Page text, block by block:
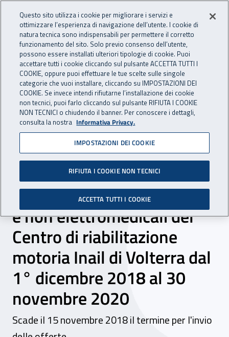
INAIL - Istituto Nazionale
Apri cerca
Navigazione principale
Navigazione - Ti trovi in:
Home Inail comunica Scadenze Scadenza
DC assistenza protesica e
riabilitazione: affidamento
del servizio di
manutenzione di
apparecchi elettromedicali
e non elettromedicali del
Centro di riabilitazione
motoria Inail di Volterra dal
1° dicembre 2018 al 30
novembre 2020
Scade il 15 novembre 2018 il termine per l'invio
Questo sito utilizza i cookie per migliorare i servizi e
ottimizzare l’esperienza di navigazione dell’utente. I cookie di
natura tecnica sono indispensabili per permettere il corretto
funzionamento del sito. Solo previo consenso dell’utente,
possono essere installati ulteriori tipologie di cookie. Puoi
accettare tutti i cookie cliccando sul pulsante ACCETTA TUTTI I
COOKIE, oppure puoi effettuare le tue scelte sulle singole
categorie che vuoi installare, cliccando su IMPOSTAZIONI DEI
COOKIE. Se invece intendi rifiutarne l’installazione dei cookie
non tecnici, puoi farlo cliccando sul pulsante RIFIUTA I COOKIE
NON TECNICI o chiudendo il banner. Per conoscere i dettagli,
consulta la nostra Informativa Privacy.
IMPOSTAZIONI DEI COOKIE
RIFIUTA I COOKIE NON TECNICI
ACCETTA TUTTI I COOKIE